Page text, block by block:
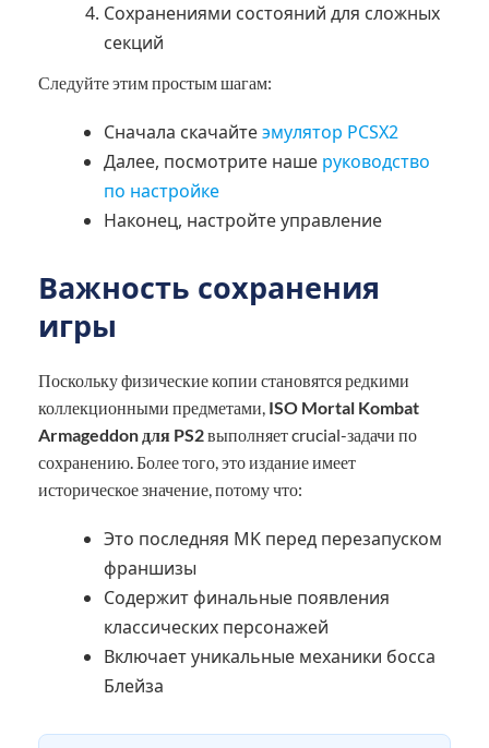
Сохранениями состояний для сложных
секций
Следуйте этим простым шагам:
Сначала скачайтеэмулятор PCSX2
Далее, посмотрите наше руководство
по настройке
Наконец, настройте управление
Важность сохранения
игры
Поскольку физические копии становятся редкими
коллекционными предметами, ISO Mortal Kombat
Armageddon для PS2выполняет crucial-задачи по
сохранению. Более того, это издание имеет
историческое значение, потому что:
Это последняя MK перед перезапуском
франшизы
Содержит финальные появления
классических персонажей
Включает уникальные механики босса
Блейза